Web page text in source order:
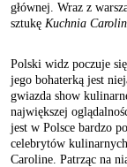
głównej. Wraz z
sztukę Kuchnia
Polski widz poczuje
jego bohaterką jest
gwiazda show
największej
jest w Polsce bardzo
celebrytów
Caroline. Patrząc na